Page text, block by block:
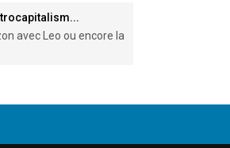
avec Leo ou encore la